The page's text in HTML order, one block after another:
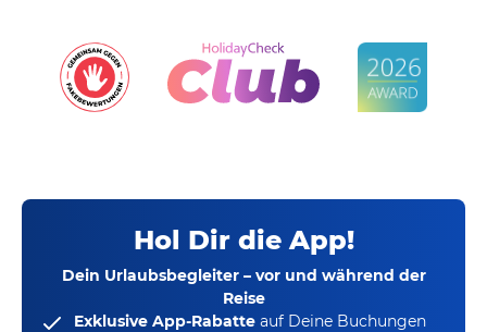
Hol Dir die App!
Dein Urlaubsbegleiter – vor und während der
Reise
Exklusive App-Rabatte auf Deine Buchungen